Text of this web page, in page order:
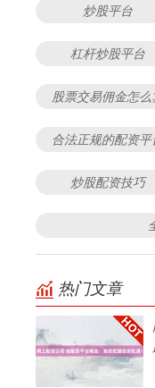
炒股平台
杠杆炒股平台
股票交易佣金怎么
合法正规的配资平
炒股配资技巧
热门文章